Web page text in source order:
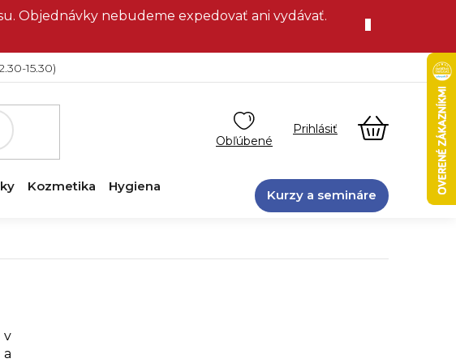
Objednávky nebudeme expedovať ani vydávať.
NÁKUPNÝ
KOŠÍK
Kozmetika
Hygiena
Kurzy a semináre
v